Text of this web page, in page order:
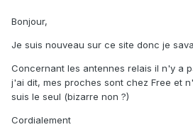
Bonjour,
Je suis nouveau sur ce site donc je
Concernant les antennes relais il n'y a
j'ai dit, mes proches sont chez Free et
suis le seul (bizarre non ?)
Cordialement